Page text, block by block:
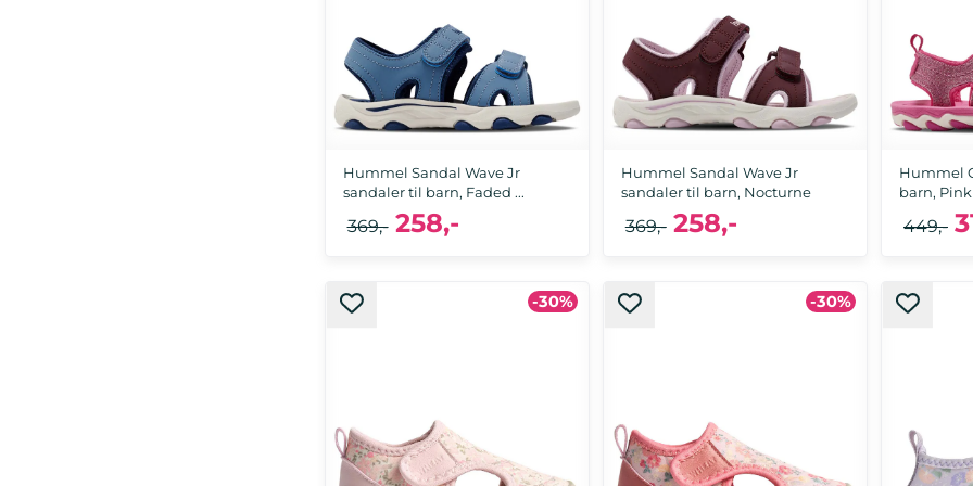
Hummel Sandal Wave Jr
sandaler til barn, Faded ...
258,-
369,-
Hummel Sandal Wave Jr
sandaler til barn, Nocturne
26, 27, 28, 29, 30, 32, 33, 34, 35, 36
258,-
369,-
Hummel
barn,
26, 27, 28,
449,-
-30% -30%